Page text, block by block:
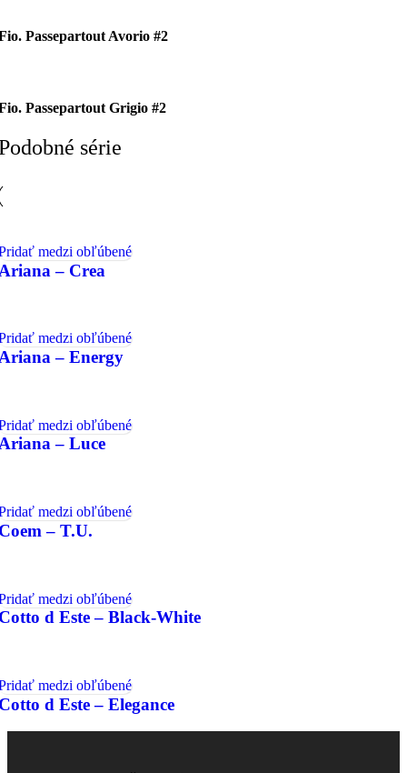
Passepartout Avorio #2
Passepartout Grigio #2
série
medzi obľúbené
– Crea
medzi obľúbené
– Energy
medzi obľúbené
– Luce
medzi obľúbené
– T.U.
medzi obľúbené
d Este – Black-White
medzi obľúbené
d Este – Elegance